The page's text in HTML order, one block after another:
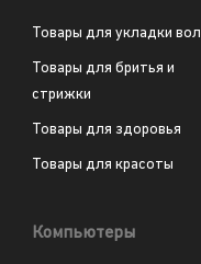
Товары для укладки
Товары для бритья и
стрижки
Товары для здоровья
Товары для красоты
Компьютеры